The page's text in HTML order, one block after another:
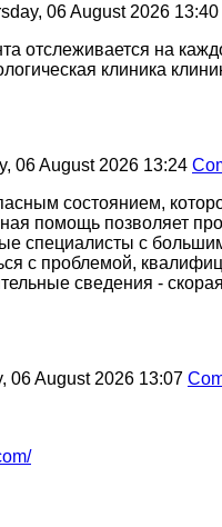
06 August 2026 13:40
отслеживается на
клиника
06 August 2026 13:24
состоянием,
помощь позволяет
специалисты с
с проблемой,
сведения -
06 August 2026 13:07